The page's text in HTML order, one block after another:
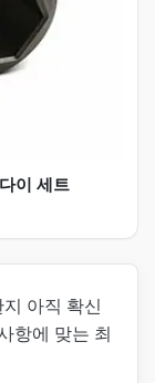
이 세트
아직 확신
항에 맞는 최